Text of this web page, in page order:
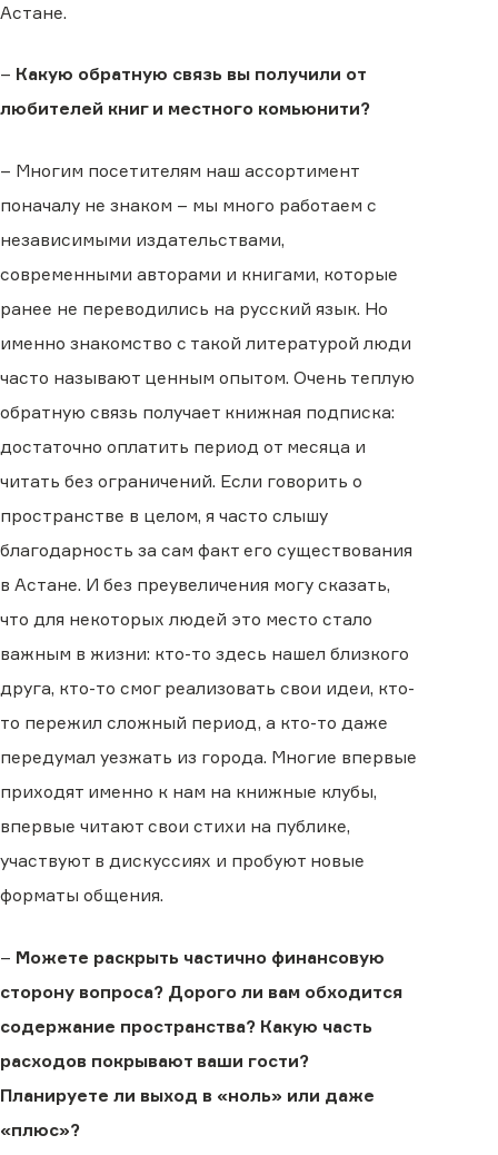
Астане.
– Какую обратную связь вы получили от
любителей книг и местного комьюнити?
– Многим посетителям наш ассортимент
поначалу не знаком – мы много работаем с
независимыми издательствами,
современными авторами и книгами, которые
ранее не переводились на русский язык. Но
именно знакомство с такой литературой люди
часто называют ценным опытом. Очень теплую
обратную связь получает книжная подписка:
достаточно оплатить период от месяца и
читать без ограничений. Если говорить о
пространстве в целом, я часто слышу
благодарность за сам факт его существования
в Астане. И без преувеличения могу сказать,
что для некоторых людей это место стало
важным в жизни: кто-то здесь нашел близкого
друга, кто-то смог реализовать свои идеи, кто-
то пережил сложный период, а кто-то даже
передумал уезжать из города. Многие впервые
приходят именно к нам на книжные клубы,
впервые читают свои стихи на публике,
участвуют в дискуссиях и пробуют новые
форматы общения.
– Можете раскрыть частично финансовую
сторону вопроса? Дорого ли вам обходится
содержание пространства? Какую часть
расходов покрывают ваши гости?
Планируете ли выход в «ноль» или даже
«плюс»?